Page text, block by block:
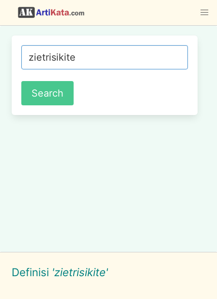
Definisi 'zietrisikite'